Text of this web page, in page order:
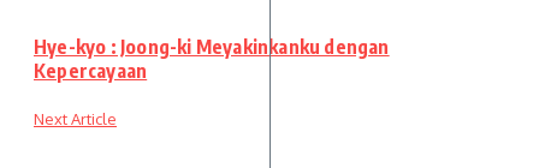
Hye-kyo : Joong-ki Meyakinkanku dengan
Kepercayaan
Next Article